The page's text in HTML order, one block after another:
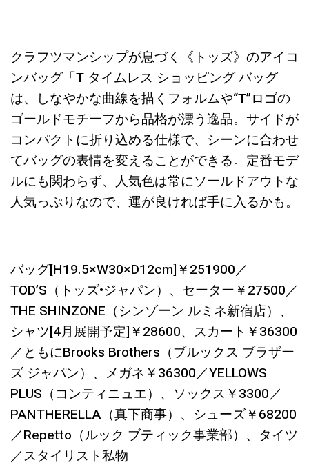
クラフツマンシップが息づく《トッズ》のアイコ
ンバッグ「T タイムレス ショッピング バッグ」
は、しなやかな曲線を描くフォルムや“T”ロゴの
ゴールドモチーフから品格が漂う逸品。サイドが
コンパクトに折り込める仕様で、シーンに合わせ
てバッグの表情を変えることができる。定番モデ
ルにも関わらず、人気色は常にソールドアウトな
人気っぷりなので、運が良ければ手に入るかも。
バッグ[H19.5×W30×D12cm]￥251900／
TOD’S（トッズ•ジャパン）、セーター￥27500／
THE SHINZONE（シンゾーン ルミネ新宿店）、
シャツ[4月展開予定]￥28600、スカート￥36300
／ともにBrooks Brothers（ブルックス ブラザー
ズ ジャパン）、メガネ￥36300／YELLOWS
PLUS（コンティニュエ）、ソックス￥3300／
PANTHERELLA（真下商事）、シューズ￥68200
／Repetto（ルック ブティック事業部）、タイツ
／スタイリスト私物